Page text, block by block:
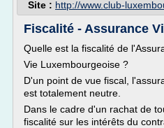
Site : http://www.club-
Fiscalité - Assurance
Quelle est la fiscalité de
Vie Luxembourgeoise ?
D'un point de vue fiscal,
est totalement neutre.
Dans le cadre d'un rachat de
fiscalité sur les intérêts du